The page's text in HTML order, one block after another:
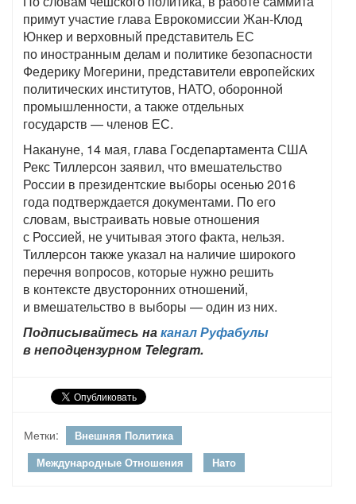
примут участие глава Еврокомиссии Жан-Клод
Юнкер и верховный представитель ЕС
по иностранным делам и политике безопасности
Федерику Могерини, представители европейских
политических институтов, НАТО, оборонной
промышленности, а также отдельных
государств — членов ЕС.
Накануне, 14 мая, глава Госдепартамента США
Рекс Тиллерсон заявил, что вмешательство
России в президентские выборы осенью 2016
года подтверждается документами. По его
словам, выстраивать новые отношения
с Россией, не учитывая этого факта, нельзя.
Тиллерсон также указал на наличие широкого
перечня вопросов, которые нужно решить
в контексте двусторонних отношений,
и вмешательство в выборы — один из них.
Подписывайтесь наканал Руфабулы
в неподцензурном Telegram.
Метки:
Внешняя Политика
Международные Отношения
Нато